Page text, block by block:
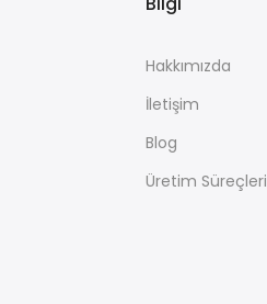
Hakkımızda
İletişim
Blog
Üretim Süreçleri